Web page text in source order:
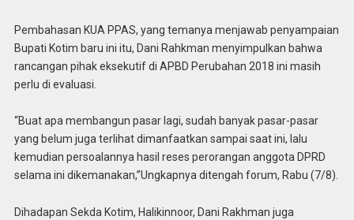
Pembahasan KUA PPAS, yang temanya menjawab penyampaian
Bupati Kotim baru ini itu, Dani Rahkman menyimpulkan bahwa
rancangan pihak eksekutif di APBD Perubahan 2018 ini masih
perlu di evaluasi.
“Buat apa membangun pasar lagi, sudah banyak pasar-pasar
yang belum juga terlihat dimanfaatkan sampai saat ini, lalu
kemudian persoalannya hasil reses perorangan anggota DPRD
selama ini dikemanakan,”Ungkapnya ditengah forum, Rabu (7/8).
Dihadapan Sekda Kotim, Halikinnoor, Dani Rakhman juga